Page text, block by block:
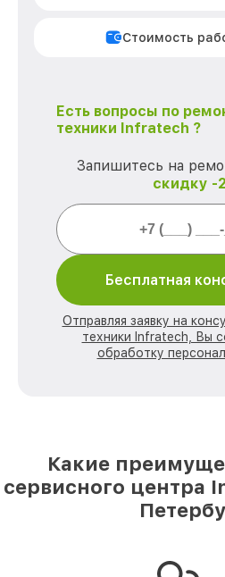
Стоимость
Есть вопросы по
техники Infratech ?
Запишитесь на
скидку -
Бесплатная
Отправляя заявку на
техники Infratech, Вы
обработку
Какие
сервисного центра